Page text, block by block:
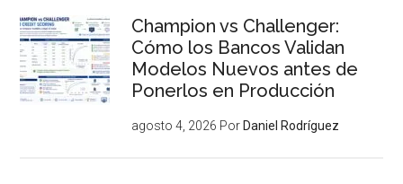
Champion vs Challenger:
Cómo los Bancos Validan
Modelos Nuevos antes de
Ponerlos en Producción
agosto 4, 2026 Por Daniel Rodríguez